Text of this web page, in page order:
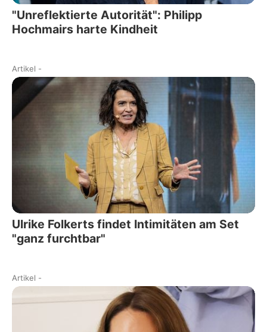
"Unreflektierte Autorität": Philipp
Hochmairs harte Kindheit
Artikel -
Ulrike Folkerts findet Intimitäten am Set
"ganz furchtbar"
Artikel -